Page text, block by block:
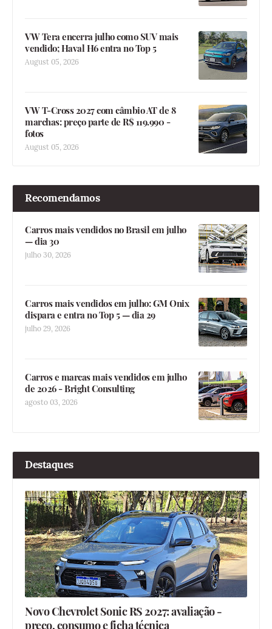
VW Tera encerra julho como SUV mais
vendido; Haval H6 entra no Top 5
August 05, 2026
VW T-Cross 2027 com câmbio AT de 8
marchas: preço parte de R$ 119.990 -
fotos
August 05, 2026
Recomendamos
Carros mais vendidos no Brasil em julho
— dia 30
julho 30, 2026
Carros mais vendidos em julho: GM Onix
dispara e entra no Top 5 — dia 29
julho 29, 2026
Carros e marcas mais vendidos em julho
de 2026 - Bright Consulting
agosto 03, 2026
Destaques
Novo Chevrolet Sonic RS 2027: avaliação -
preço, consumo e ficha técnica